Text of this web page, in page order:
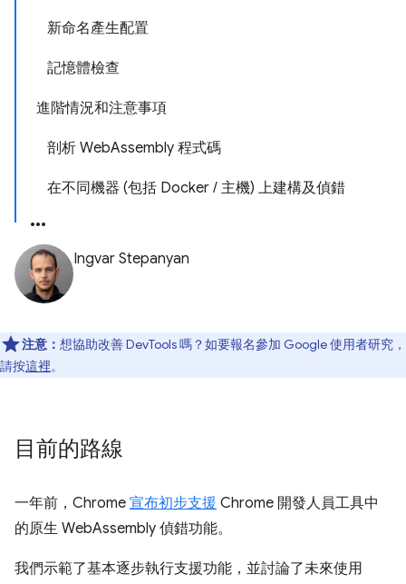
新命名產生配置
記憶體檢查
進階情況和注意事項
剖析 WebAssembly 程式碼
在不同機器 (包括 Docker / 主機) 上建構及偵錯
Ingvar Stepanyan
注意： 想協助改善 DevTools 嗎？如要報名參加 Google 使用者研究，
請按這裡。
目前的路線
一年前，Chrome 宣布初步支援 Chrome 開發人員工具中
的原生 WebAssembly 偵錯功能。
我們示範了基本逐步執行支援功能，並討論了未來使用